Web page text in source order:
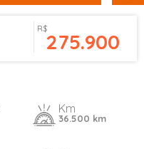
R$
275.900
Km
36.500 km